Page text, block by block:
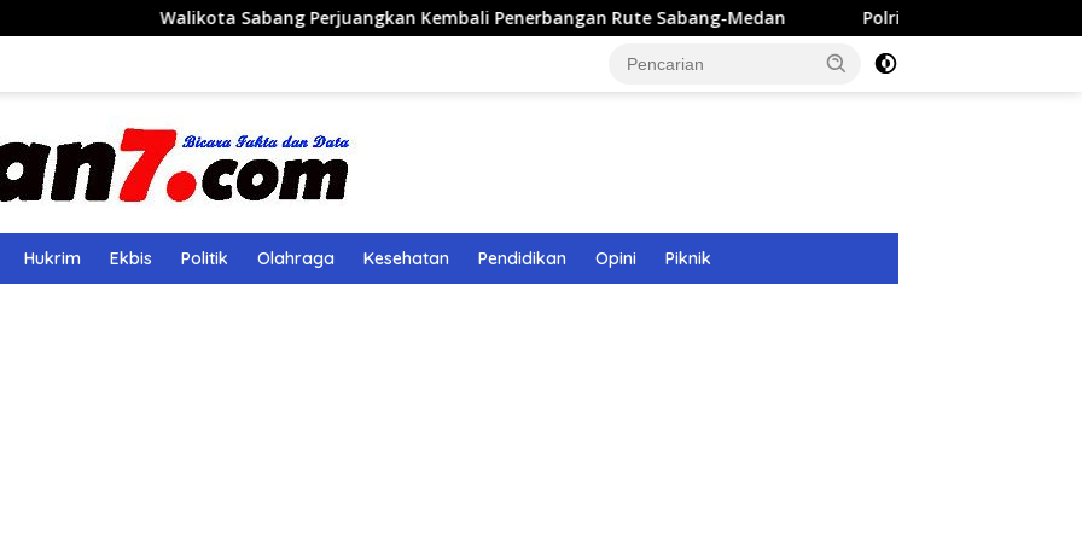
Sabang Perjuangkan Kembali Penerbangan Rute Sabang-Medan Polri Bangun 40 Titik Sumur Bor untuk Warga
Hukrim Ekbis Politik Olahraga Kesehatan Pendidikan Opini Piknik